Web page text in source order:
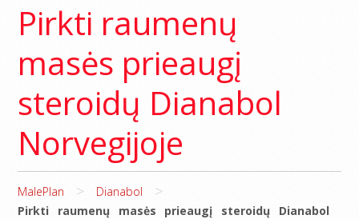
Pirkti raumenų
masės prieaugį
steroidų Dianabol
Norvegijoje
MalePlan > Dianabol >
Pirkti raumenų masės prieaugį steroidų Dianabol